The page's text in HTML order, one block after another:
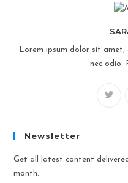
Lorem ipsum dolor sit
nec odio.
Newsletter
Get all latest content
month.